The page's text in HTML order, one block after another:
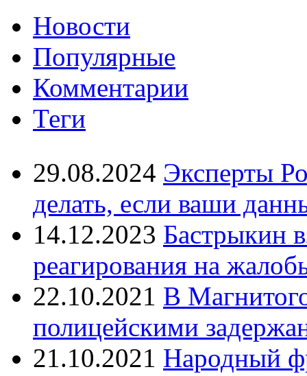
Новости
Популярные
Комментарии
Теги
29.08.2024 Эксперты
делать, если ваши
14.12.2023 Бастрыкин
реагирования на
22.10.2021 В
полицейскими
21.10.2021 Народный